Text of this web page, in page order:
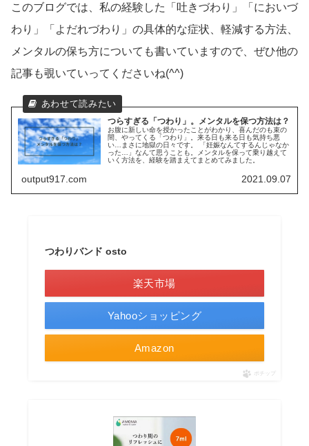
このブログでは、私の経験した「吐きづわり」「においづ
わり」「よだれづわり」の具体的な症状、軽減する方法、
メンタルの保ち方についても書いていますので、ぜひ他の
記事も覗いていってくださいね(^^)
つらすぎる「つわり」。メンタルを保つ方法は？
お腹に新しい命を授かったことがわかり、喜んだのも束の
間、やってくる「つわり」。来る日も来る日も気持ち悪
い…まさに地獄の日々です。 「妊娠なんてするんじゃなか
った…」なんて思うことも。メンタルを保って乗り越えて
いく方法を、経験を踏まえてまとめてみました。
output917.com 2021.09.07
つわりバンド osto
楽天市場
Yahooショッピング
Amazon
ポチップ